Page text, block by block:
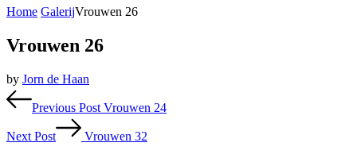
Home GalerijVrouwen 26
Vrouwen 26
by Jorn de Haan
Bericht
navigatie
Previous Post Vrouwen 24
Next Post Vrouwen 32